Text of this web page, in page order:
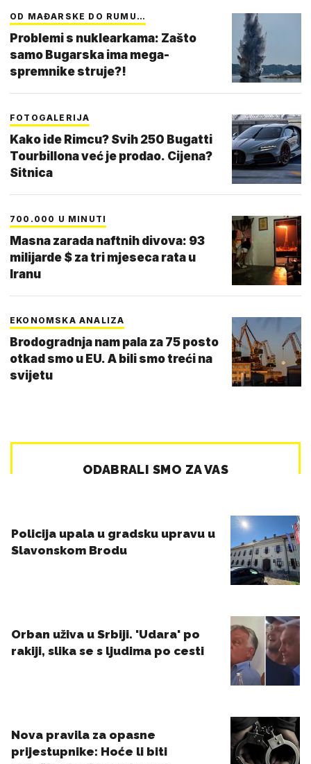
OD MAĐARSKE DO RUMU…
Problemi s nuklearkama: Zašto
samo Bugarska ima mega-
spremnike struje?!
FOTOGALERIJA
Kako ide Rimcu? Svih 250 Bugatti
Tourbillona već je prodao. Cijena?
Sitnica
700.000 U MINUTI
Masna zarada naftnih divova: 93
milijarde $ za tri mjeseca rata u
Iranu
EKONOMSKA ANALIZA
Brodogradnja nam pala za 75 posto
otkad smo u EU. A bili smo treći na
svijetu